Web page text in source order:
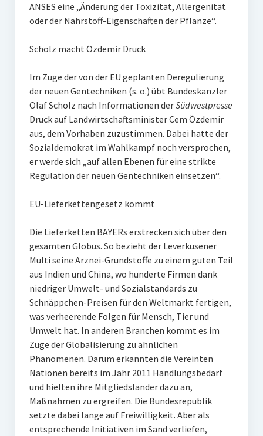
ANSES eine „Änderung der Toxizität, Allergenität
oder der Nährstoff-Eigenschaften der Pflanze“.
Scholz macht Özdemir Druck
Im Zuge der von der EU geplanten Deregulierung
der neuen Gentechniken (s. o.) übt Bundeskanzler
Olaf Scholz nach Informationen derSüdwestpresse
Druck auf Landwirtschaftsminister Cem Özdemir
aus, dem Vorhaben zuzustimmen. Dabei hatte der
Sozialdemokrat im Wahlkampf noch versprochen,
er werde sich „auf allen Ebenen für eine strikte
Regulation der neuen Gentechniken einsetzen“.
EU-Lieferkettengesetz kommt
Die Lieferketten BAYERs erstrecken sich über den
gesamten Globus. So bezieht der Leverkusener
Multi seine Arznei-Grundstoffe zu einem guten Teil
aus Indien und China, wo hunderte Firmen dank
niedriger Umwelt- und Sozialstandards zu
Schnäppchen-Preisen für den Weltmarkt fertigen,
was verheerende Folgen für Mensch, Tier und
Umwelt hat. In anderen Branchen kommt es im
Zuge der Globalisierung zu ähnlichen
Phänomenen. Darum erkannten die Vereinten
Nationen bereits im Jahr 2011 Handlungsbedarf
und hielten ihre Mitgliedsländer dazu an,
Maßnahmen zu ergreifen. Die Bundesrepublik
setzte dabei lange auf Freiwilligkeit. Aber als
entsprechende Initiativen im Sand verliefen,